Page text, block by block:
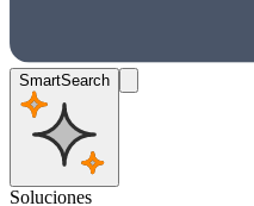
SmartSearch
Soluciones